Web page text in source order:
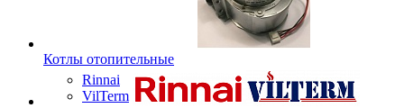
Котлы отопительные
Rinnai
VilTerm